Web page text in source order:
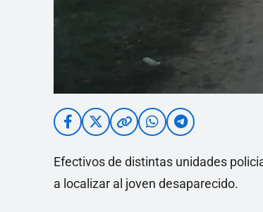
Efectivos de distintas unidades
a localizar al joven desaparecido.